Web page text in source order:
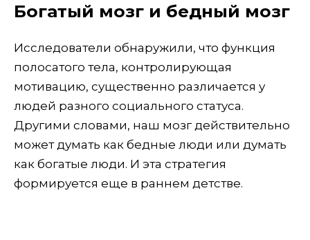
Богатый мозг и бедный мозг
Исследователи обнаружили, что функция
полосатого тела, контролирующая
мотивацию, существенно различается у
людей разного социального статуса.
Другими словами, наш мозг действительно
может думать как бедные люди или думать
как богатые люди. И эта стратегия
формируется еще в раннем детстве.